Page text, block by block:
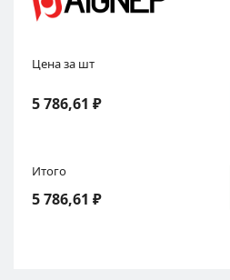
Цена за шт
5 786,61 ₽
Итого
5 786,61 ₽